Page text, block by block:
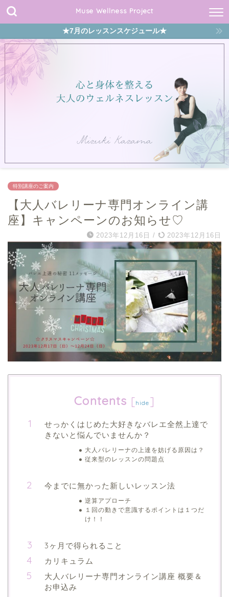
Muse Wellness Project
★7月のレッスンスケジュール★
特別講座のご案内
【大人バレリーナ専門オンライン講
座】キャンペーンのお知らせ♡
2023年12月16日 / 2023年12月16日
Contents [hide ]
せっかくはじめた大好きなバレエ全然上達で
きないと悩んでいませんか？
大人バレリーナの上達を妨げる原因は？
従来型のレッスンの問題点
今までに無かった新しいレッスン法
逆算アプローチ
１回の動きで意識するポイントは１つだ
け！！
3ヶ月で得られること
カリキュラム
大人バレリーナ専門オンライン講座 概要＆
お申込み